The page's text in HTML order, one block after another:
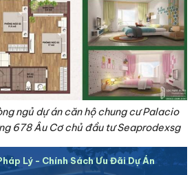
ngủ dự án căn hộ chung cư Palacio
678 Âu Cơ chủ đầu tư Seaprodexsg
Lý - Chính Sách Ưu Đãi Dự Án